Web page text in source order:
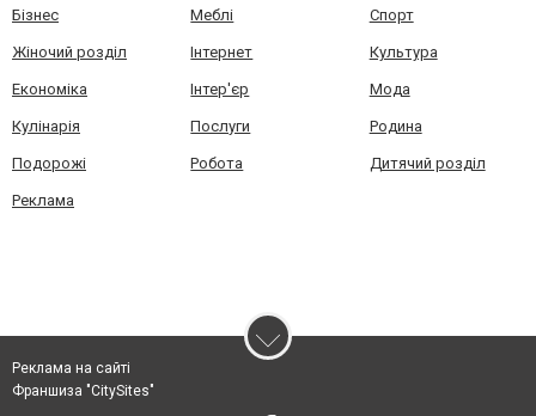
Бізнес Меблі Спорт
Жіночий розділ Інтернет Культура
Економіка Інтер'єр Мода
Кулінарія Послуги Родина
Подорожі Робота Дитячий розділ
Реклама
Реклама на сайті
Франшиза "CitySites"